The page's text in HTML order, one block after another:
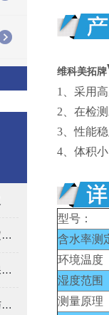
土壤水分测定仪及常用土壤水分测定方法介绍
快看看卡尔费休水分测定仪的这些保养建议吧
塑料水分检测仪对环境保护的意义与作用
维科美拓牌
1、 采用
2、 在检
3、性能
4、 体积
型号：
含水率测
环境温度
湿度范围
测量原理